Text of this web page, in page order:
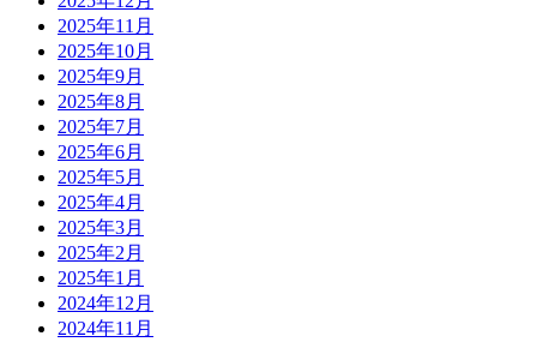
2025年11月
2025年10月
2025年9月
2025年8月
2025年7月
2025年6月
2025年5月
2025年4月
2025年3月
2025年2月
2025年1月
2024年12月
2024年11月